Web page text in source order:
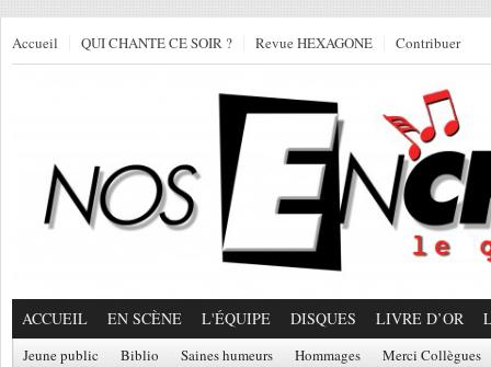
Accueil QUI CHANTE CE SOIR ? Revue HEXAGONE Contribuer
ACCUEIL EN SCÈNE L'ÉQUIPE DISQUES LIVRE D’OR
Jeune public Biblio Saines humeurs Hommages Merci Collègues